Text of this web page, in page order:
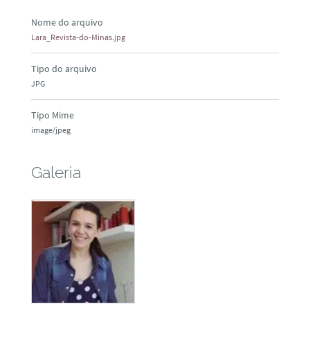
Nome do arquivo
Lara_Revista-do-Minas.jpg
Tipo do arquivo
JPG
Tipo Mime
image/jpeg
Galeria